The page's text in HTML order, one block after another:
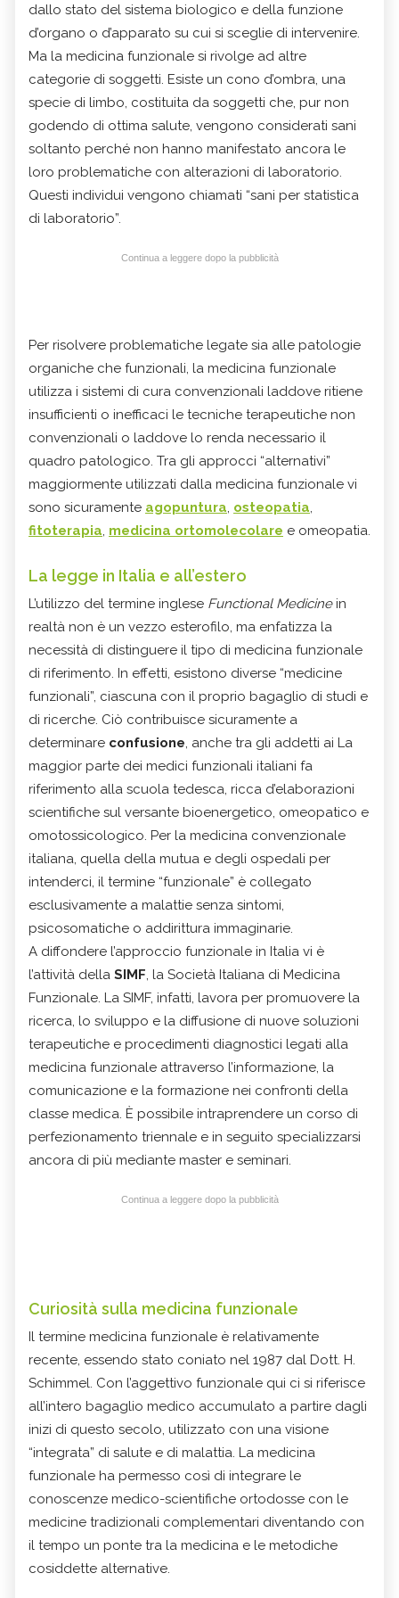
dallo stato del sistema biologico e della funzione
d’organo o d’apparato su cui si sceglie di intervenire.
Ma la medicina funzionale si rivolge ad altre
categorie di soggetti. Esiste un cono d’ombra, una
specie di limbo, costituita da soggetti che, pur non
godendo di ottima salute, vengono considerati sani
soltanto perché non hanno manifestato ancora le
loro problematiche con alterazioni di laboratorio.
Questi individui vengono chiamati “sani per statistica
di laboratorio”.
Continua a leggere dopo la pubblicità
Per risolvere problematiche legate sia alle patologie
organiche che funzionali, la medicina funzionale
utilizza i sistemi di cura convenzionali laddove ritiene
insufficienti o inefficaci le tecniche terapeutiche non
convenzionali o laddove lo renda necessario il
quadro patologico. Tra gli approcci “alternativi”
maggiormente utilizzati dalla medicina funzionale vi
sono sicuramente agopuntura, osteopatia,
fitoterapia, medicina ortomolecolare e omeopatia.
La legge in Italia e all’estero
L’utilizzo del termine inglese Functional Medicinein
realtà non è un vezzo esterofilo, ma enfatizza la
necessità di distinguere il tipo di medicina funzionale
di riferimento. In effetti, esistono diverse “medicine
funzionali”, ciascuna con il proprio bagaglio di studi e
di ricerche. Ciò contribuisce sicuramente a
determinare confusione, anche tra gli addetti ai La
maggior parte dei medici funzionali italiani fa
riferimento alla scuola tedesca, ricca d’elaborazioni
scientifiche sul versante bioenergetico, omeopatico e
omotossicologico. Per la medicina convenzionale
italiana, quella della mutua e degli ospedali per
intenderci, il termine “funzionale” è collegato
esclusivamente a malattie senza sintomi,
psicosomatiche o addirittura immaginarie.
A diffondere l’approccio funzionale in Italia vi è
l’attività della SIMF, la Società Italiana di Medicina
Funzionale. La SIMF, infatti, lavora per promuovere la
ricerca, lo sviluppo e la diffusione di nuove soluzioni
terapeutiche e procedimenti diagnostici legati alla
medicina funzionale attraverso l’informazione, la
comunicazione e la formazione nei confronti della
classe medica. È possibile intraprendere un corso di
perfezionamento triennale e in seguito specializzarsi
ancora di più mediante master e seminari.
Continua a leggere dopo la pubblicità
Curiosità sulla medicina funzionale
Il termine medicina funzionale è relativamente
recente, essendo stato coniato nel 1987 dal Dott. H.
Schimmel. Con l’aggettivo funzionale qui ci si riferisce
all’intero bagaglio medico accumulato a partire dagli
inizi di questo secolo, utilizzato con una visione
“integrata” di salute e di malattia. La medicina
funzionale ha permesso così di integrare le
conoscenze medico-scientifiche ortodosse con le
medicine tradizionali complementari diventando con
il tempo un ponte tra la medicina e le metodiche
cosiddette alternative.